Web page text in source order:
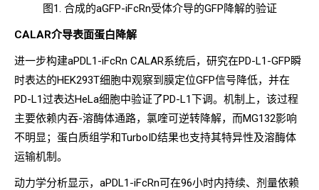
图1. 合成的aGFP-iFcRn受体介导的GFP降解的验证
CALAR介导表面蛋白降解
进一步构建aPDL1-iFcRn CALAR系统后，研究在PD-L1-GFP瞬
时表达的HEK293T细胞中观察到膜定位GFP信号降低，并在
PD-L1过表达HeLa细胞中验证了PD-L1下调。机制上，该过程
主要依赖内吞-溶酶体通路，氯喹可逆转降解，而MG132影响
不明显；蛋白质组学和TurboID结果也支持其特异性及溶酶体
运输机制。
动力学分析显示，aPDL1-iFcRn可在96小时内持续、剂量依赖